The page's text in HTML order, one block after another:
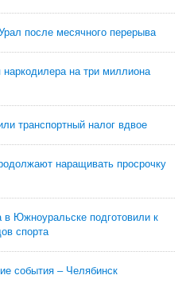
после месячного перерыва
на три миллиона
транспортный налог вдвое
наращивать просрочку
в Южноуральске подготовили к
спорта
события – Челябинск